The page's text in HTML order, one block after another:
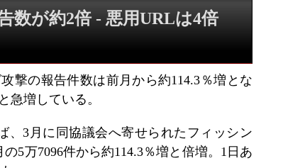
数が約2倍 - 悪用URLは4倍
撃の報告件数は前月から約114.3％増とな
急増している。
、3月に同協議会へ寄せられたフィッシン
5万7096件から約114.3％増と倍増。1日あ